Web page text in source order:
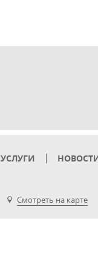
УСЛУГИ
Смотреть на карте